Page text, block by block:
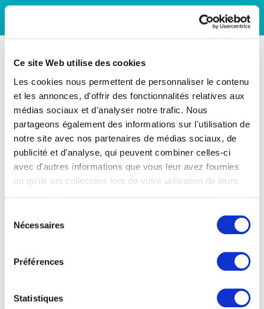
Ce site Web utilise des cookies
Les cookies nous permettent de personnaliser le contenu
et les annonces, d'offrir des fonctionnalités relatives aux
médias sociaux et d'analyser notre trafic. Nous
partageons également des informations sur l'utilisation de
notre site avec nos partenaires de médias sociaux, de
publicité et d'analyse, qui peuvent combiner celles-ci
avec d'autres informations que vous leur avez fournies
ou qu'ils ont collectées lors de votre utilisation de leurs
Nécessaires
Préférences
Statistiques